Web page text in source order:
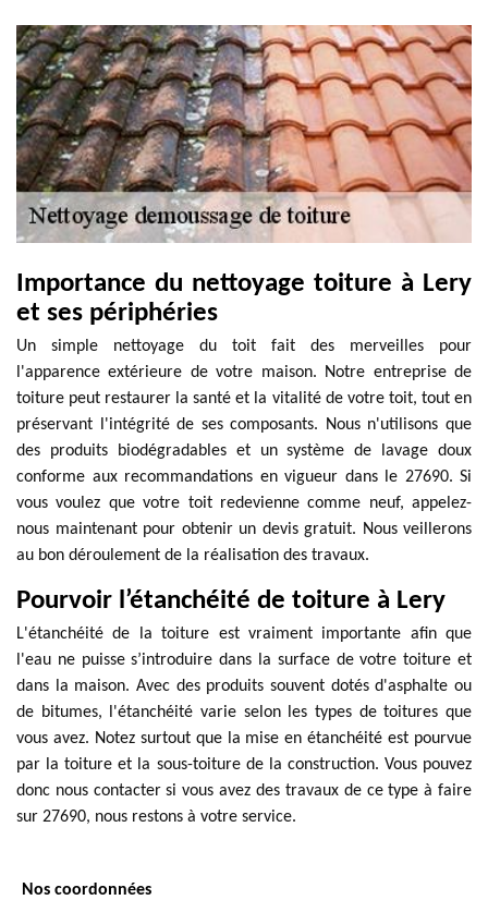
Importance du nettoyage toiture à Lery
et ses périphéries
Un simple nettoyage du toit fait des merveilles pour
l'apparence extérieure de votre maison. Notre entreprise de
toiture peut restaurer la santé et la vitalité de votre toit, tout en
préservant l'intégrité de ses composants. Nous n'utilisons que
des produits biodégradables et un système de lavage doux
conforme aux recommandations en vigueur dans le 27690. Si
vous voulez que votre toit redevienne comme neuf, appelez-
nous maintenant pour obtenir un devis gratuit. Nous veillerons
au bon déroulement de la réalisation des travaux.
Pourvoir l’étanchéité de toiture à Lery
L'étanchéité de la toiture est vraiment importante afin que
l'eau ne puisse s’introduire dans la surface de votre toiture et
dans la maison. Avec des produits souvent dotés d'asphalte ou
de bitumes, l'étanchéité varie selon les types de toitures que
vous avez. Notez surtout que la mise en étanchéité est pourvue
par la toiture et la sous-toiture de la construction. Vous pouvez
donc nous contacter si vous avez des travaux de ce type à faire
sur 27690, nous restons à votre service.
Nos coordonnées